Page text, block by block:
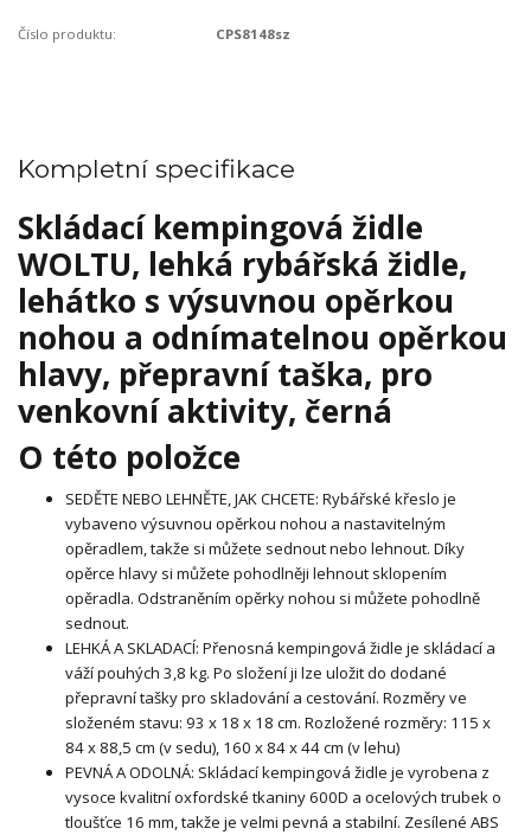
Číslo produktu: ‎CPS8148sz
Kompletní specifikace
Skládací kempingová židle
WOLTU, lehká rybářská židle,
lehátko s výsuvnou opěrkou
nohou a odnímatelnou opěrkou
hlavy, přepravní taška, pro
venkovní aktivity, černá
O této položce
SEDĚTE NEBO LEHNĚTE, JAK CHCETE: Rybářské křeslo je
vybaveno výsuvnou opěrkou nohou a nastavitelným
opěradlem, takže si můžete sednout nebo lehnout. Díky
opěrce hlavy si můžete pohodlněji lehnout sklopením
opěradla. Odstraněním opěrky nohou si můžete pohodlně
sednout.
LEHKÁ A SKLADACÍ: Přenosná kempingová židle je skládací a
váží pouhých 3,8 kg. Po složení ji lze uložit do dodané
přepravní tašky pro skladování a cestování. Rozměry ve
složeném stavu: 93 x 18 x 18 cm. Rozložené rozměry: 115 x
84 x 88,5 cm (v sedu), 160 x 84 x 44 cm (v lehu)
PEVNÁ A ODOLNÁ: Skládací kempingová židle je vyrobena z
vysoce kvalitní oxfordské tkaniny 600D a ocelových trubek o
tloušťce 16 mm, takže je velmi pevná a stabilní. Zesílené ABS